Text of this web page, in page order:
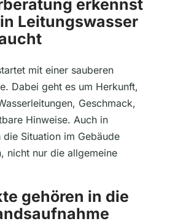
erkennst
Leitungswasser
mit einer sauberen
Dabei geht es um Herkunft,
Geschmack,
Hinweise. Auch in
die Situation im Gebäude
nicht nur die allgemeine
gehören in die